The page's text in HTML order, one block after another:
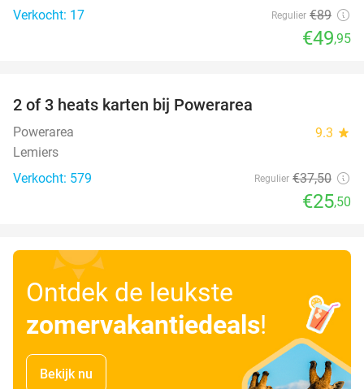
Verkocht: 17
Regulier €89
€49,95
2 of 3 heats karten bij Powerarea
Powerarea 9.3 star
Lemiers
Verkocht: 579
Regulier €37,50
€25,50
Ontdek de leukste
zomervakantiedeals!
Bekijk nu